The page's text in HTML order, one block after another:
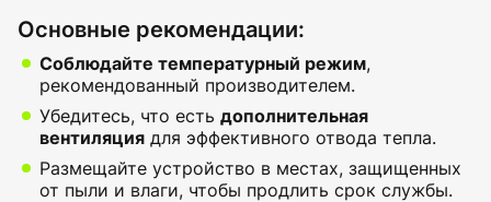
Основные рекомендации:
Соблюдайте температурный режим,
рекомендованный производителем.
Убедитесь, что есть дополнительная
вентиляция для эффективного отвода тепла.
Размещайте устройство в местах, защищенных
от пыли и влаги, чтобы продлить срок службы.